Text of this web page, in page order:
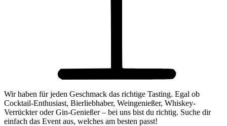
Wir haben für jeden Geschmack das richtige Tasting. Egal ob
Cocktail-Enthusiast, Bierliebhaber, Weingenießer, Whiskey-
Verrückter oder Gin-Genießer – bei uns bist du richtig. Suche dir
einfach das Event aus, welches am besten passt!